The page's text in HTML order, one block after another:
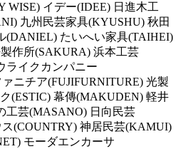
WISE) イデー(IDEE) 日進木工
九州民芸家具(KYUSHU) 秋田
(DANIEL) たいへい家具(TAIHEI)
作所(SAKURA) 浜本工芸
ライクカンパニー
ニチア(FUJIFURNITURE) 光製
(ESTIC) 幕傳(MAKUDEN) 軽井
工芸(MASANO) 日向民芸
(COUNTRY) 神居民芸(KAMUI)
モーダエンカーサ